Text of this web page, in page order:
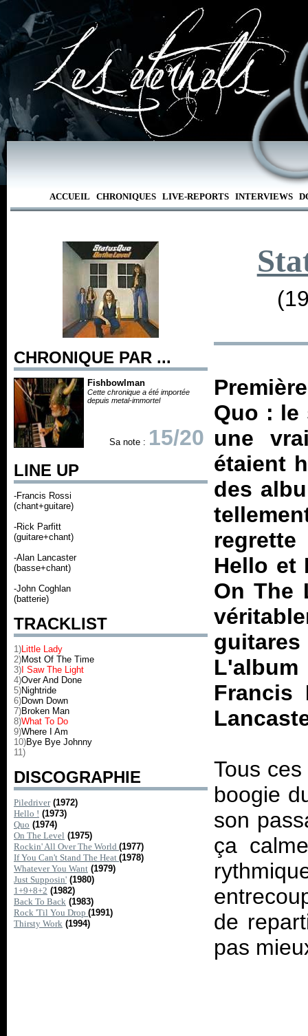
ACCUEIL CHRONIQUES LIVE-REPORTS INTERVIEWS
CHRONIQUE PAR ...
Fishbowlman
Cette chronique a été importée
depuis metal-immortel
Sa note : 15/20
LINE UP
-Francis Rossi
(chant+guitare)
-Rick Parfitt
(guitare+chant)
-Alan Lancaster
(basse+chant)
-John Coghlan
(batterie)
TRACKLIST
1)Little Lady
2)Most Of The Time
3) I Saw The Light
4)Over And Done
5)Nightride
6)Down Down
7)Broken Man
8)What To Do
9)Where I Am
10)Bye Bye Johnny
11)
DISCOGRAPHIE
Piledriver (1972)
Hello ! (1973)
Quo (1974)
On The Level (1975)
Rockin' All Over The World (1977)
If You Can't Stand The Heat (1978)
Whatever You Want (1979)
Just Supposin' (1980)
1+9+8+2 (1982)
Back To Back (1983)
Rock 'Til You Drop (1991)
Thirsty Work (1994)
Quo : le
une
étaient
des
Hello et
On The
Tous
boogie
son
ça
de